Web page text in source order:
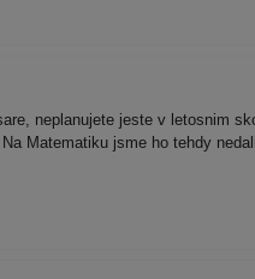
neplanujete jeste v letosnim
Matematiku jsme ho tehdy